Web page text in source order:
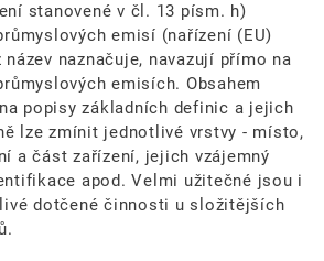
stanovené v čl. 13 písm. h)
emisí (nařízení (EU)
naznačuje, navazují přímo na
emisích. Obsahem
popisy základních definic a jejich
lze zmínit jednotlivé vrstvy - místo,
a část zařízení, jejich vzájemný
apod. Velmi užitečné jsou i
dotčené činnosti u složitějších